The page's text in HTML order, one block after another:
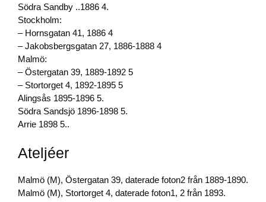
Södra Sandby ..1886 4.
Stockholm:
– Hornsgatan 41, 1886 4
– Jakobsbergsgatan 27, 1886-1888 4
Malmö:
– Östergatan 39, 1889-1892 5
– Stortorget 4, 1892-1895 5
Alingsås 1895-1896 5.
Södra Sandsjö 1896-1898 5.
Arrie 1898 5..
Ateljéer
Malmö (M), Östergatan 39, daterade foton2 från 1889-1890.
Malmö (M), Stortorget 4, daterade foton1, 2 från 1893.